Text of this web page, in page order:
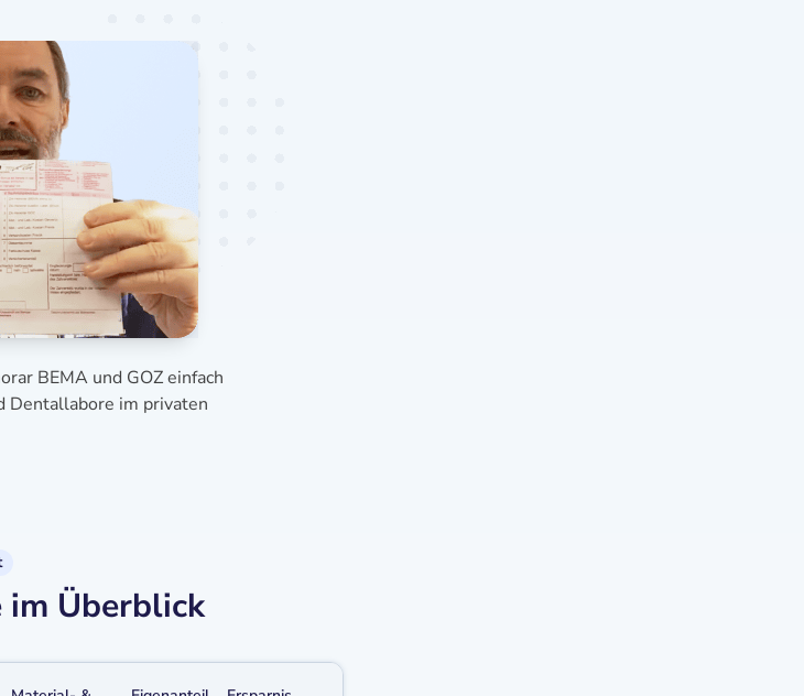
BEMA und GOZ einfach
Dentallabore im privaten
im Überblick